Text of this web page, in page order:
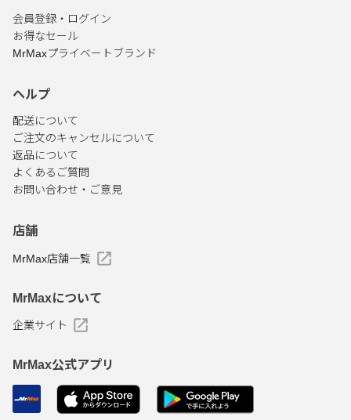
会員登録・ログイン
お得なセール
MrMaxプライベートブランド
ヘルプ
配送について
ご注文のキャンセルについて
返品について
よくあるご質問
お問い合わせ・ご意見
店舗
MrMax店舗一覧
MrMaxについて
企業サイト
MrMax公式アプリ